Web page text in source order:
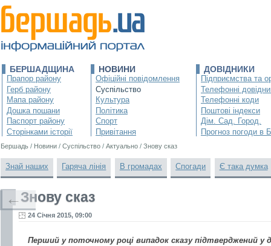
БЕРШАДЩИНА
Прапор району
Герб району
Мапа району
Дошка пошани
Паспорт району
Сторінками історії
НОВИНИ
Офіційні повідомлення
Суспільство
Культура
Політика
Спорт
Привітання
ДОВІДНИКИ
Підприємства та
Телефонні
Телефонні коди
Поштові індекси
Дім. Сад. Город.
Прогноз погоди в
Бершадь / Новини / Суспільство / Актуально / Знову сказ
Знай наших Гаряча лінія В громадах Спогади Є така думка
Знову сказ
24 Січня 2015, 09:00
Перший у поточному році випадок сказу підтверджений у
←